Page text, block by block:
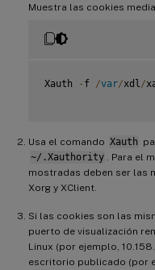
Muestra las cookies
Xauth - f /var/xdl /
Usa el comando Xauth
~/.Xauthority
. Para el
mostradas deben ser las
Xorg y XClient.
Si las cookies son las
puerto de visualización
Linux (por ejemplo,
escritorio publicado (por